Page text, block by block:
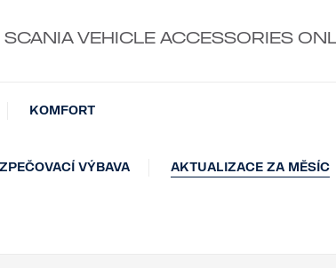
SCANIA VEHICLE ACCESSORIES
KOMFORT
VÝBAVA AKTUALIZACE ZA MĚSÍC